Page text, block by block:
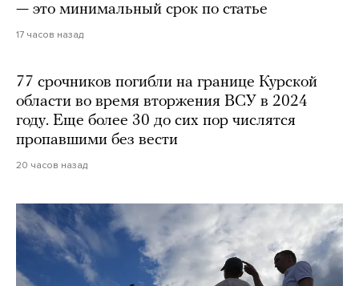
— это минимальный срок по статье
17 часов назад
77 срочников погибли на границе Курской
области во время вторжения ВСУ в 2024
году. Еще более 30 до сих пор числятся
пропавшими без вести
20 часов назад